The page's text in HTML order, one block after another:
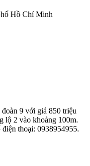
Hồ Chí Minh
9 với giá 850 triệu
lộ 2 vào khoảng 100m.
thoại: 0938954955.